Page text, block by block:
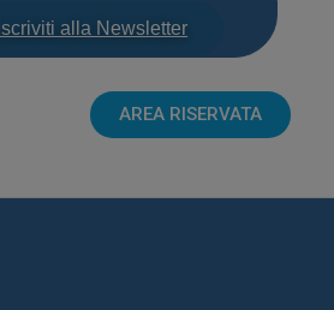
Iscriviti alla Newsletter
AREA RISERVATA